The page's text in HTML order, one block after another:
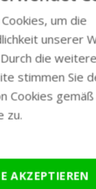
um die
unserer
die
stimmen Sie
Cookies
zu.
AKZEPTIEREN